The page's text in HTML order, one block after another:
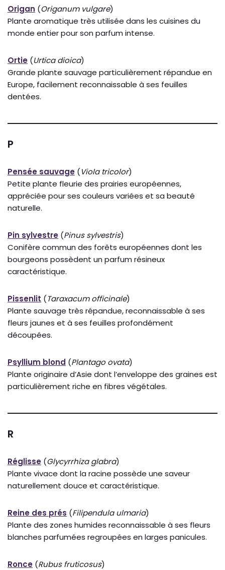
Origan (Origanum vulgare)
Plante aromatique très utilisée dans les cuisines du
monde entier pour son parfum intense.
Ortie (Urtica dioica)
Grande plante sauvage particulièrement répandue en
Europe, facilement reconnaissable à ses feuilles
dentées.
P
Pensée sauvage (Viola tricolor)
Petite plante fleurie des prairies européennes,
appréciée pour ses couleurs variées et sa beauté
naturelle.
Pin sylvestre (Pinus sylvestris)
Conifère commun des forêts européennes dont les
bourgeons possèdent un parfum résineux
caractéristique.
Pissenlit (Taraxacum officinale)
Plante sauvage très répandue, reconnaissable à ses
fleurs jaunes et à ses feuilles profondément
découpées.
Psyllium blond (Plantago ovata)
Plante originaire d’Asie dont l’enveloppe des graines est
particulièrement riche en fibres végétales.
R
Réglisse (Glycyrrhiza glabra)
Plante vivace dont la racine possède une saveur
naturellement douce et caractéristique.
Reine des prés (Filipendula ulmaria)
Plante des zones humides reconnaissable à ses fleurs
blanches parfumées regroupées en larges panicules.
Ronce (Rubus fruticosus)